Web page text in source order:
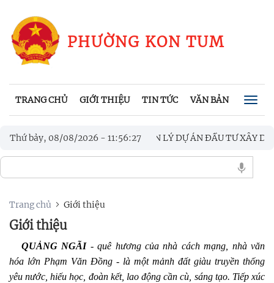
PHƯỜNG KON TUM
TRANG CHỦ GIỚI THIỆU TIN TỨC VĂN BẢN CHÍNH
Thứ bảy, 08/08/2026 - 11:56:27
QUYẾT THÀNH LẬP BAN QUẢN LÝ DỰ ÁN ĐẦU TƯ XÂY
CHỨC CHƯƠNG TRÌNH KỶ NIỆM 97 NĂM NGÀY THÀNH
Trang chủ Giới thiệu
Giới thiệu
QUẢNG NGÃI- quê hương của nhà cách mạng, nhà văn
hóa lớn Phạm Văn Đồng - là một mảnh đất giàu truyền thống
yêu nước, hiếu học, đoàn kết, lao động cần cù, sáng tạo. Tiếp xúc